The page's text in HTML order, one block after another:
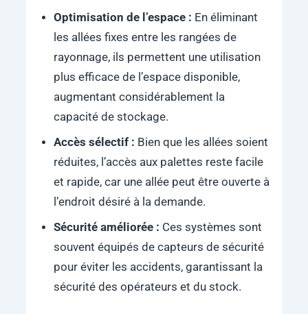
Optimisation de l’espace : En éliminant
les allées fixes entre les rangées de
rayonnage, ils permettent une utilisation
plus efficace de l’espace disponible,
augmentant considérablement la
capacité de stockage.
Accès sélectif : Bien que les allées soient
réduites, l’accès aux palettes reste facile
et rapide, car une allée peut être ouverte à
l’endroit désiré à la demande.
Sécurité améliorée : Ces systèmes sont
souvent équipés de capteurs de sécurité
pour éviter les accidents, garantissant la
sécurité des opérateurs et du stock.